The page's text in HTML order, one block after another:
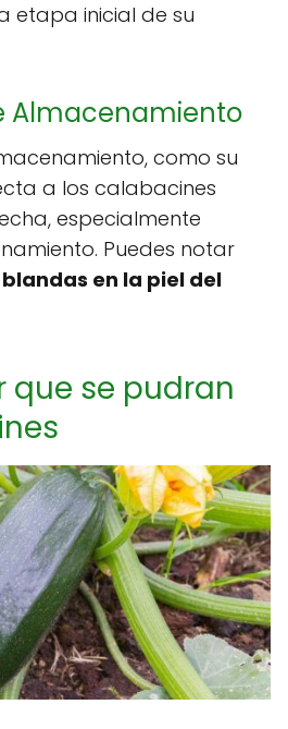
etapa inicial de su
Almacenamiento
como su
a los calabacines
especialmente
Puedes notar
en la piel del
que se pudran